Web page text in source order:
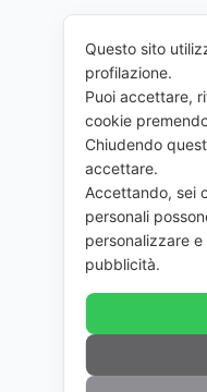
Questo sito
profilazione.
Puoi accettare,
cookie
Chiudendo
accettare.
Accettando, sei
personali
personalizzare
pubblicità.